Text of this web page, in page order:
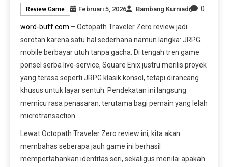
Review Game Februari 5, 2026 Bambang Kurniadi 0
word-buff.com – Octopath Traveler Zero review jadi
sorotan karena satu hal sederhana namun langka: JRPG
mobile berbayar utuh tanpa gacha. Di tengah tren game
ponsel serba live-service, Square Enix justru merilis proyek
yang terasa seperti JRPG klasik konsol, tetapi dirancang
khusus untuk layar sentuh. Pendekatan ini langsung
memicu rasa penasaran, terutama bagi pemain yang lelah
microtransaction.
Lewat Octopath Traveler Zero review ini, kita akan
membahas seberapa jauh game ini berhasil
mempertahankan identitas seri, sekaligus menilai apakah